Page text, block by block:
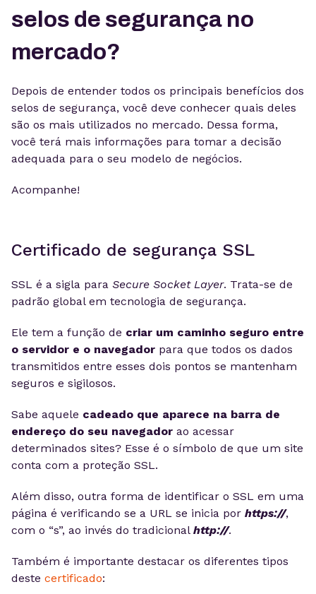
selos de segurança no
mercado?
Depois de entender todos os principais benefícios dos
selos de segurança, você deve conhecer quais deles
são os mais utilizados no mercado. Dessa forma,
você terá mais informações para tomar a decisão
adequada para o seu modelo de negócios.
Acompanhe!
Certificado de segurança SSL
SSL é a sigla para Secure Socket Layer. Trata-se de
padrão global em tecnologia de segurança.
Ele tem a função de criar um caminho seguro entre
o servidor e o navegador para que todos os dados
transmitidos entre esses dois pontos se mantenham
seguros e sigilosos.
Sabe aquele cadeado que aparece na barra de
endereço do seu navegador ao acessar
determinados sites? Esse é o símbolo de que um site
conta com a proteção SSL.
Além disso, outra forma de identificar o SSL em uma
página é verificando se a URL se inicia por https://,
com o “s”, ao invés do tradicional http://.
Também é importante destacar os diferentes tipos
deste certificado: